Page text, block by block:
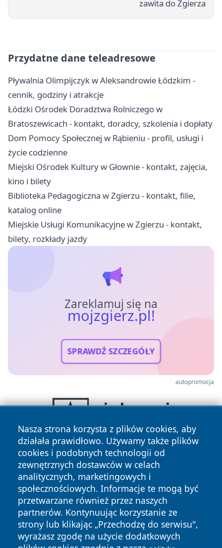
zawita do Zgierza
Przydatne dane teleadresowe
Pływalnia Olimpijczyk w Aleksandrowie Łódzkim -
cennik, godziny i atrakcje
Łódzki Ośrodek Doradztwa Rolniczego w
Bratoszewicach - kontakt, doradcy, szkolenia i dopłaty
Dom Pomocy Społecznej w Rąbieniu - profil, usługi i
życie codzienne
Miejski Ośrodek Kultury w Głownie - kontakt, zajęcia,
kino i bilety
Biblioteka Pedagogiczna w Zgierzu - kontakt, filie,
katalog online
Miejskie Usługi Komunikacyjne w Zgierzu - kontakt,
bilety, rozkłady jazdy
Zareklamuj się na
mojzgierz.pl!
SPRAWDŹ SZCZEGÓŁY
autopromocja
Nasza strona korzysta z plików cookies, aby
działała prawidłowo. Używamy także plików
cookies i podobnych technologii od
zewnętrznych dostawców w celach
analitycznych, marketingowych i
społecznościowych. Informacje te mogą być
przetwarzane również przez naszych
partnerów. Kontynuując korzystanie ze
strony lub klikając „Przechodzę do serwisu",
wyrażasz zgodę na użycie dodatkowych
Copyright © 2026 mojzgierz.pl Wszystkie prawa zastrzeżone.